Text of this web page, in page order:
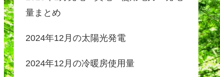
量まとめ
2024年12月の太陽光発電
2024年12月の冷暖房使用量